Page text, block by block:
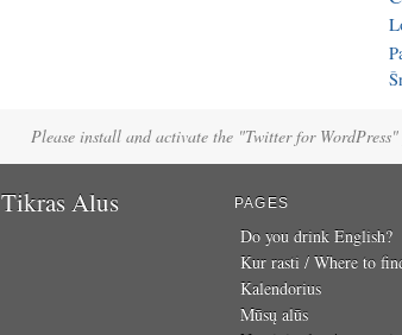
Please install and activate the "Twitter for
Tikras Alus PAGES
Do you drink English?
Kur rasti / Where to
Kalendorius
Mūsų alūs